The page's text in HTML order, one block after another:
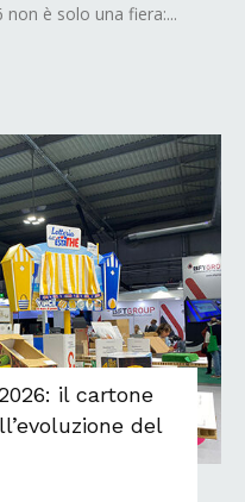
non è solo una fiera:...
il cartone
del